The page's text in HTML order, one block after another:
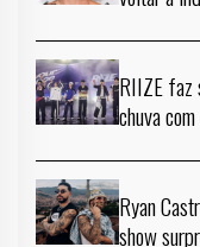
RIIZE faz
chuva
Ryan
show